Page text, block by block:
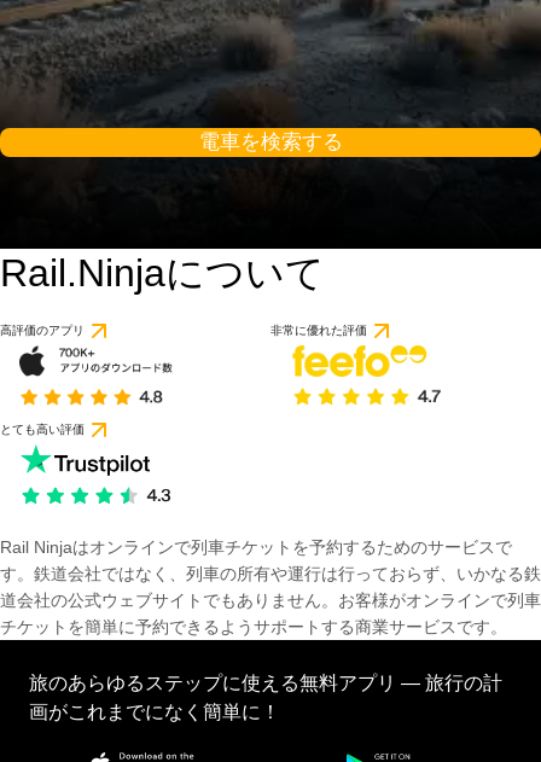
電車を検索する
Rail.Ninjaについて
高評価のアプリ 非常に優れた評価
とても高い評価
Rail Ninjaはオンラインで列車チケットを予約するためのサービスで
す。鉄道会社ではなく、列車の所有や運行は行っておらず、いかなる鉄
道会社の公式ウェブサイトでもありません。お客様がオンラインで列車
チケットを簡単に予約できるようサポートする商業サービスです。
旅のあらゆるステップに使える無料アプリ — 旅行の計
画がこれまでになく簡単に！